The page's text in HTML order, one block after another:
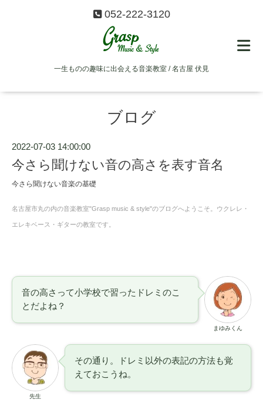
052-222-3120
一生ものの趣味に出会える音楽教室 / 名古屋 伏見
ブログ
2022-07-03 14:00:00
今さら聞けない音の高さを表す音名
今さら聞けない音楽の基礎
名古屋市丸の内の音楽教室"Grasp music & style"のブログへようこそ。ウクレレ・
エレキベース・ギターの教室です。
まゆみくん
音の高さって小学校で習ったドレミのこ
とだよね？
先生
その通り。ドレミ以外の表記の方法も覚
えておこうね。